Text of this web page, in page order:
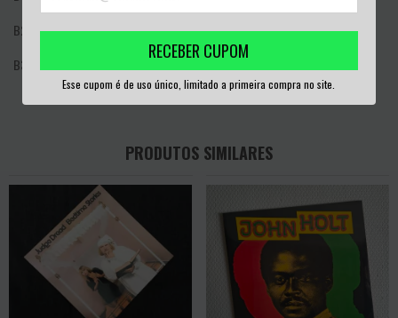
RECEBER CUPOM
Esse cupom é de uso único, limitado a primeira compra no site.
B2
At The Movies2:28
B3
PRODUTOS SIMILARES